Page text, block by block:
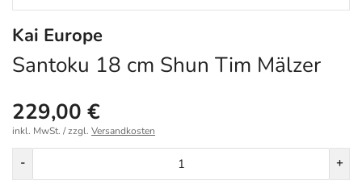
Kai Europe
Santoku 18 cm Shun Tim Mälzer
229,00 €
inkl. MwSt. / zzgl. Versandkosten
- +